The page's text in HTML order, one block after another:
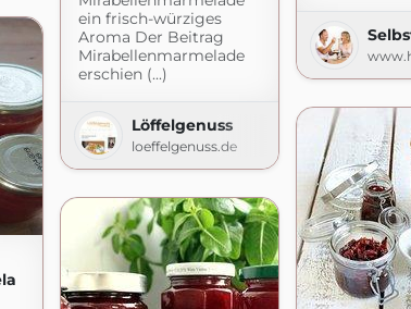
ein frisch-würziges
Aroma Der Beitrag
Mirabellenmarmelade
erschien (...)
Löffelgenuss
loeffelgenuss.de